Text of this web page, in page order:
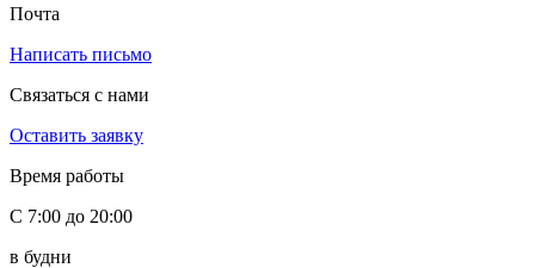
Почта
Написать письмо
Связаться с нами
Оставить заявку
Время работы
С 7:00 до 20:00
в будни